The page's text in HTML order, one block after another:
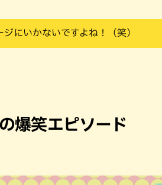
ジにいかないですよね！（笑）
爆笑エピソード